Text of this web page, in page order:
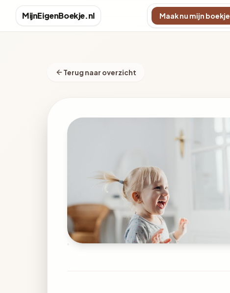
MijnEigenBoekje.nl Maak nu mijn boekje
Terug naar overzicht